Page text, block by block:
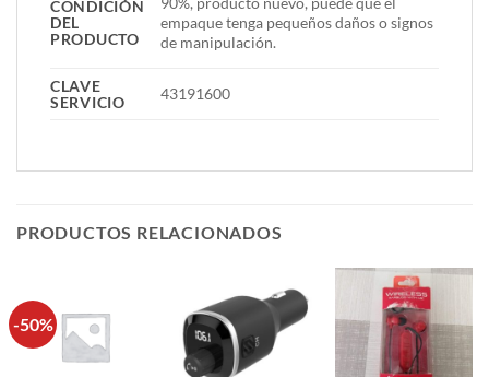
CONDICIÓN
DEL
PRODUCTO
empaque tenga pequeños daños o signos
de manipulación.
CLAVE
SERVICIO
43191600
PRODUCTOS RELACIONADOS
-50%